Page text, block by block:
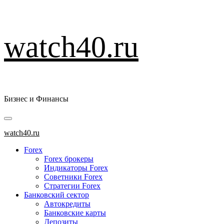
к
содержимому
watch40.ru
Бизнес и Финансы
Основное
меню
watch40.ru
Forex
Forex брокеры
Индикаторы Forex
Советники Forex
Стратегии Forex
Банковский сектор
Автокредиты
Банковские карты
Депозиты